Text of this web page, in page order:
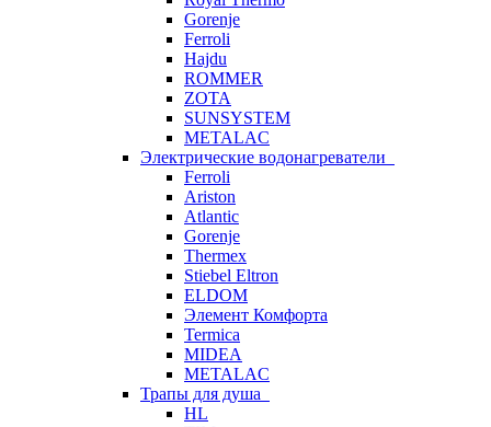
Gorenje
Ferroli
Hajdu
ROMMER
ZOTA
SUNSYSTEM
METALAC
Электрические водонагреватели
Ferroli
Ariston
Atlantic
Gorenje
Thermex
Stiebel Eltron
ELDOM
Элемент Комфорта
Termica
MIDEA
METALAC
Трапы для душа
HL